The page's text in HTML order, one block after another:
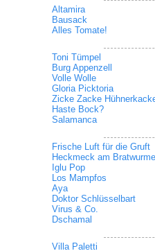
Altamira
Bausack
Alles Tomate!
Toni Tümpel
Burg Appenzell
Volle Wolle
Gloria Picktoria
Zicke Zacke
Haste Bock?
Salamanca
Frische Luft für die Gruft
Heckmeck am
Iglu Pop
Los Mampfos
Aya
Doktor Schlüsselbart
Virus & Co.
Dschamal
Villa Paletti